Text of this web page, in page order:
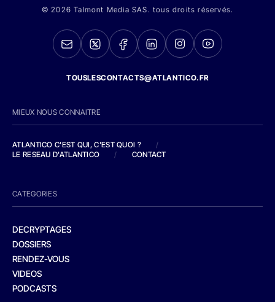
© 2026 Talmont Media SAS. tous droits réservés.
TOUSLESCONTACTS@ATLANTICO.FR
MIEUX NOUS CONNAITRE
ATLANTICO C'EST QUI, C'EST QUOI ?
/
LE RESEAU D'ATLANTICO
/ CONTACT
CATEGORIES
DECRYPTAGES
DOSSIERS
RENDEZ-VOUS
VIDEOS
PODCASTS